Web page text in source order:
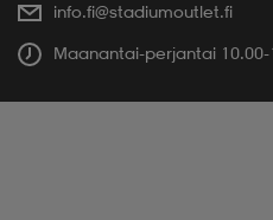
info.fi@stadiumoutlet.fi
Maanantai-perjantai 10.00-